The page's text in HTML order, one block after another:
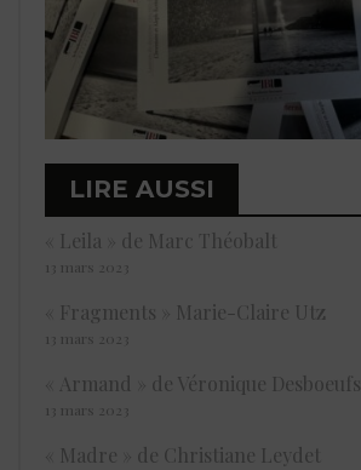
LIRE AUSSI
« Leila » de Marc Théobalt
13 mars 2023
« Fragments » Marie-Claire Utz
13 mars 2023
« Armand » de Véronique Desboeufs
13 mars 2023
« Madre » de Christiane Leydet